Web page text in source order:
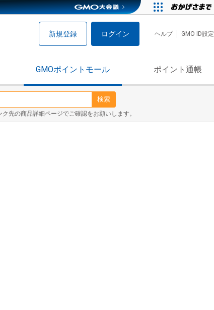
新規登録 ログイン ヘルプ GMO ID設定
GMOポイントモール ポイント通帳
検索
先の商品詳細ページでご確認をお願いします。